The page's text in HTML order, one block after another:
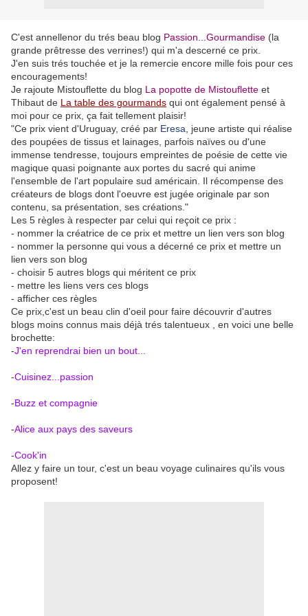
C'est annellenor du trés beau blog Passion...Gourmandise (la
grande prêtresse des verrines!) qui m'a descerné ce prix.
J'en suis trés touchée et je la remercie encore mille fois pour ces
encouragements!
Je rajoute Mistouflette du blog La popotte de Mistouflette et
Thibaut de La table des gourmands qui ont également pensé à
moi pour ce prix, ça fait tellement plaisir!
"Ce prix vient d'Uruguay, créé par Eresa , jeune artiste qui réalise
des poupées de tissus et lainages, parfois naïves ou d'une
immense tendresse, toujours empreintes de poésie de cette vie
magique quasi poignante aux portes du sacré qui anime
l'ensemble de l'art populaire sud américain. Il récompense des
créateurs de blogs dont l'oeuvre est jugée originale par son
contenu, sa présentation, ses créations."
Les 5 règles à respecter par celui qui reçoit ce prix :
- nommer la créatrice de ce prix et mettre un lien vers son blog
- nommer la personne qui vous a décerné ce prix et mettre un
lien vers son blog
- choisir 5 autres blogs qui méritent ce prix
- mettre les liens vers ces blogs
- afficher ces règles
Ce prix,c'est un beau clin d'oeil pour faire découvrir d'autres
blogs moins connus mais déjà trés talentueux , en voici une belle
brochette:
-J'en reprendrai bien un bout...
-Cuisinez...passion
-Buzz et compagnie
-Alice aux pays des saveurs
-Cook'in
Allez y faire un tour, c'est un beau voyage culinaires qu'ils vous
proposent!